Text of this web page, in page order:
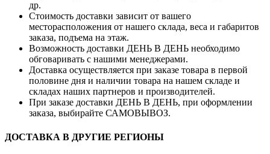
др.
Стоимость доставки зависит от вашего
месторасположения от нашего склада, веса и габаритов
заказа, подъема на этаж.
Возможность доставки ДЕНЬ В ДЕНЬ необходимо
обговаривать с нашими менеджерами.
Доставка осуществляется при заказе товара в первой
половине дня и наличии товара на нашем складе и
складах наших партнеров и производителей.
При заказе доставки ДЕНЬ В ДЕНЬ, при оформлении
заказа, выбирайте САМОВЫВОЗ.
ДОСТАВКА В ДРУГИЕ РЕГИОНЫ